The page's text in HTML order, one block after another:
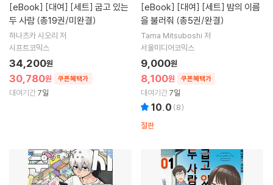
[eBook]
두 사람 (총19권/미완결)
하나츠카 시오리 저
시프트코믹스
30,780원 쿠폰혜택가
34,200원
대여기간7일
[eBook]
을 불러줘 (총5권/완결)
Tama Mitsuboshi 저
서울미디어코믹스
8,100원 쿠폰혜택가
9,000원
대여기간7일
10.0 (8)
절판